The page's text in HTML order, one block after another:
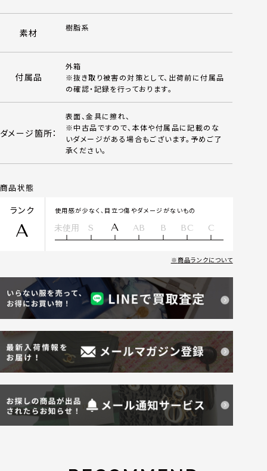
素材 樹脂系
付属品
外箱
※抜き取り被害の対策として、出荷前に付属品
の確認・記録を行っております。
ダメージ箇所：
表面、金具に擦れ、
※中古品ですので、本体や付属品に記載のな
いダメージがある場合もございます。予めご了
承ください。
商品状態
ランク
A
使用感が少なく、目立つ傷やダメージがないもの
未使用 S A AB B BC C
商品ランクについて